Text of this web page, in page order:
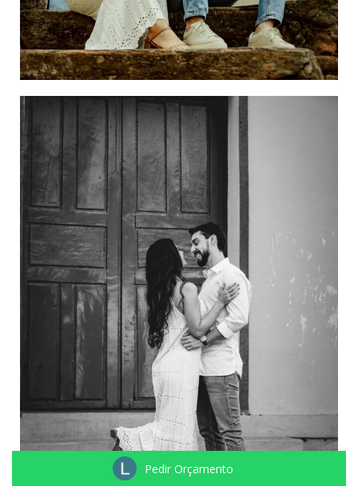
Pedir Orçamento